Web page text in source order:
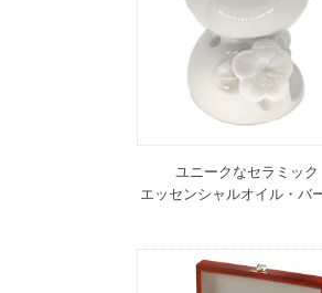
ユニークなセラミック
エッセンシャルオイル・バ